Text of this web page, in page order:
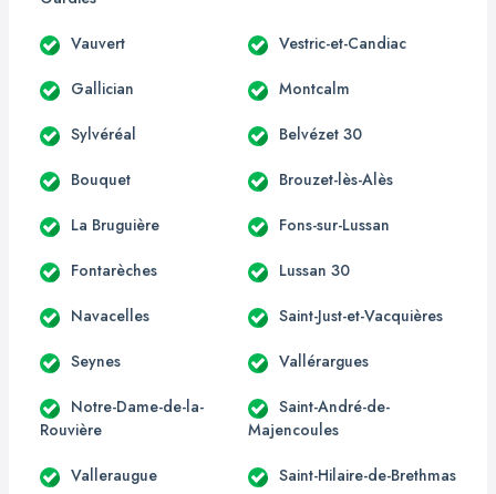
Vauvert Vestric-et-Candiac
Gallician Montcalm
Sylvéréal Belvézet 30
Bouquet Brouzet-lès-Alès
La Bruguière Fons-sur-Lussan
Fontarèches Lussan 30
Navacelles Saint-Just-et-Vacquières
Seynes Vallérargues
Notre-Dame-de-la-
Rouvière
Saint-André-de-
Majencoules
Valleraugue Saint-Hilaire-de-Brethmas